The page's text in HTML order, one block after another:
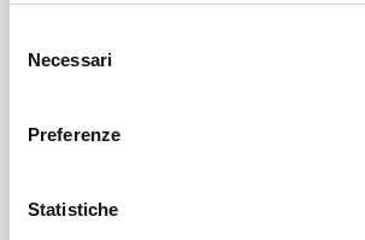
delNecessari
Preferenze
Statistiche
https://www.onoranzefunebrisof.it/
mostacchi-in-del-crappo/
Albosaggia